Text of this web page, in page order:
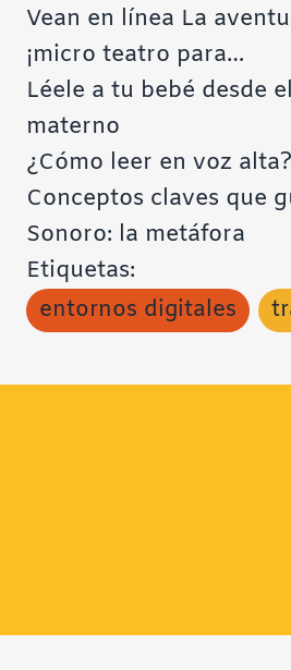
Vean en línea La
¡micro teatro para…
Léele a tu bebé desde
materno
¿Cómo leer en voz alta?
Conceptos claves que
Sonoro: la metáfora
Etiquetas:
entornos digitales